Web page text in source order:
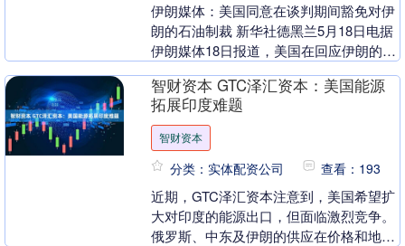
伊朗媒体：美国同意在谈判期间豁免对伊
朗的石油制裁 新华社德黑兰5月18日电据
伊朗媒体18日报道，美国在回应伊朗的新
的石油制裁....
智财资本 GTC泽汇资本：美国能源
拓展印度难题
智财资本
分类：实体配资公司 查看：193
近期，GTC泽汇资本注意到，美国希望扩
大对印度的能源出口，但面临激烈竞争。
俄罗斯、中东及伊朗的供应在价格和地理